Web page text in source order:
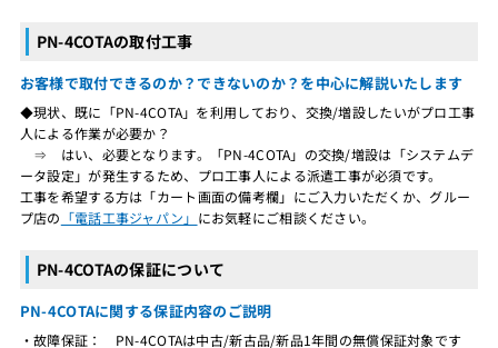
PN-4COTAの取付工事
お客様で取付できるのか？できないのか？を中心に解説いたします
◆現状、既に「PN-4COTA」を利用しており、交換/増設したいがプロ工事
人による作業が必要か？
⇒ はい、必要となります。「PN-4COTA」の交換/増設は「システムデ
ータ設定」が発生するため、プロ工事人による派遣工事が必須です。
工事を希望する方は「カート画面の備考欄」にご入力いただくか、グルー
プ店の 「電話工事ジャパン」 にお気軽にご相談ください。
PN-4COTAの保証について
PN-4COTAに関する保証内容のご説明
・故障保証： PN-4COTAは中古/新古品/新品1年間の無償保証対象です